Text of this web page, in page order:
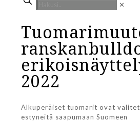
✕
2022
Alkuperäiset tuomarit ovat
estyneitä saapumaan Suomeen